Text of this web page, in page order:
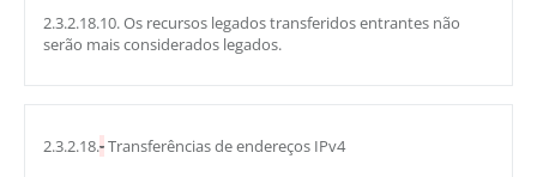
2.3.2.18.10. Os recursos legados transferidos entrantes não
serão mais considerados legados.
2.3.2.18.-Transferências de endereços IPv4